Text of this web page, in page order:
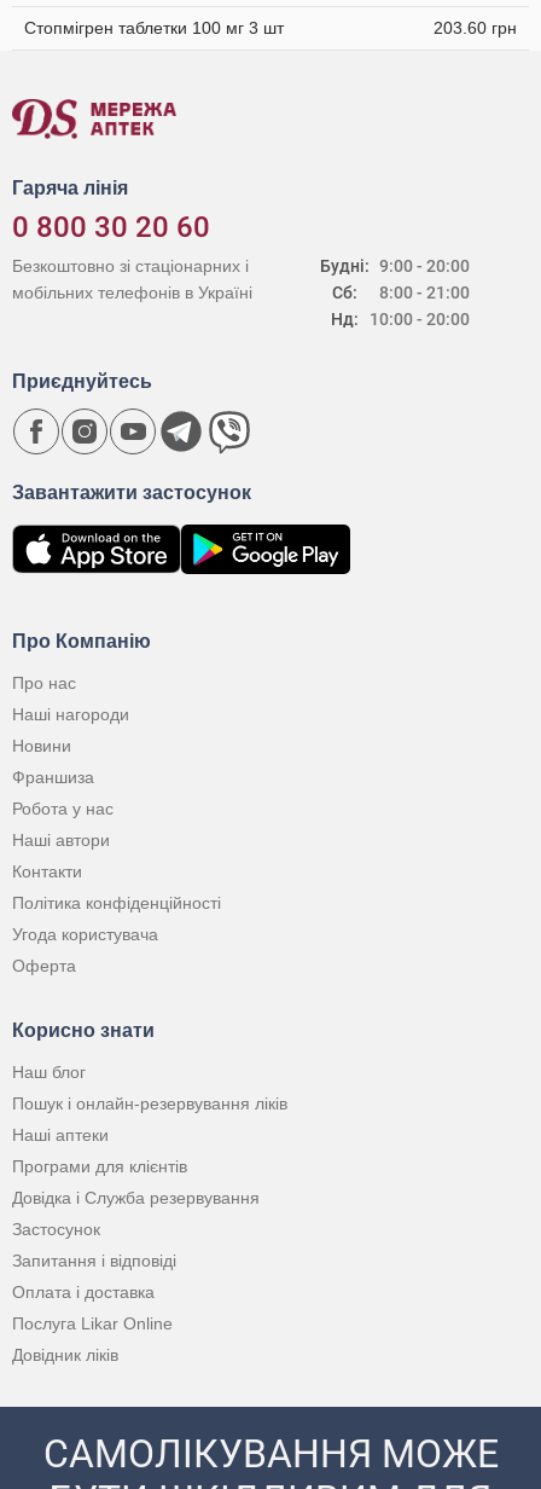
Стопмігрен таблетки 100 мг 3 шт 203.60 грн
Гаряча лінія
0 800 30 20 60
Будні:
Сб:
Нд:
9:00 - 20:00
8:00 - 21:00
10:00 - 20:00
Безкоштовно зі стаціонарних і
мобільних телефонів в Україні
Про Компанію
Про нас
Наші нагороди
Новини
Франшиза
Робота у нас
Наші автори
Контакти
Політика конфіденційності
Угода користувача
Оферта
Корисно знати
Наш блог
Пошук і онлайн-резервування ліків
Наші аптеки
Програми для клієнтів
Довідка і Служба резервування
Застосунок
Запитання і відповіді
Оплата і доставка
Послуга Likar Online
Довідник ліків
Завантажити застосунок
Приєднуйтесь
САМОЛІКУВАННЯ МОЖЕ